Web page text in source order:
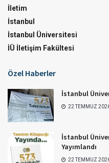
İletim
İstanbul
İstanbul Üniversitesi
İÜ İletişim Fakültesi
Özel Haberler
İstanbul
22 TEMMUZ
İstanbul
Yayımlandı
22 TEMMUZ